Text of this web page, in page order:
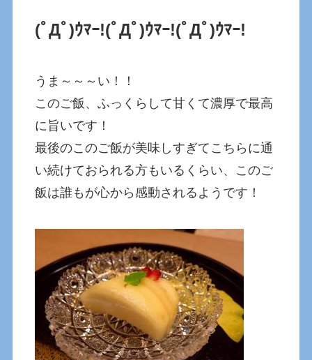
(ﾟДﾟ)ｳﾏｰ!(ﾟДﾟ)ｳﾏｰ!(ﾟДﾟ)ｳﾏｰ!
うま～～～い！！
このご飯、ふっくらして甘くて濃厚で最高
に旨いです！
最後のこのご飯が美味しすぎてこちらに通
い続けておられる方もいるくらい、このご
飯は誰もが心から感動されるようです！